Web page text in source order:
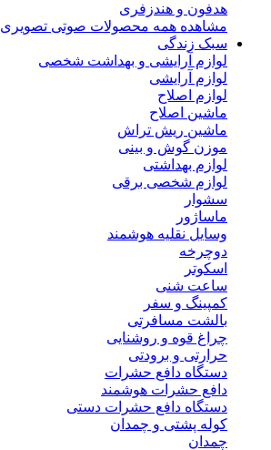
هدفون و هندزفری
مشاهده همه محصولات صوتی تصویری
سبک زندگی
لوازم آرایشی و بهداشت شخصی
لوازم آرایشی
لوازم اصلاح
ماشین اصلاح
ماشین ریش تراش
موزن گوش و بینی
لوازم بهداشتی
لوازم شخصی برقی
سشوار
ماساژور
وسایل نقلیه هوشمند
دوچرخه
اسکوتر
ساعت شنی
کمپینگ و سفر
بالشت مسافرتی
چراغ قوه و روشنایی
حرارتی و برودتی
دستگاه دافع حشرات
دافع حشرات هوشمند
دستگاه دافع حشرات دستی
کوله پشتی و چمدان
چمدان